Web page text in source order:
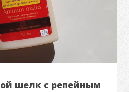
шелк с репейным